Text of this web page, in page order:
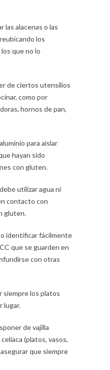
las alacenas o las
los
que no lo
de ciertos utensilios
como por
hornos de pan,
para aislar
hayan sido
con gluten.
utilizar agua ni
contacto con
gluten.
identificar fácilmente
que se guarden en
con otras
siempre los platos
lugar.
de vajilla
(platos, vasos,
que siempre